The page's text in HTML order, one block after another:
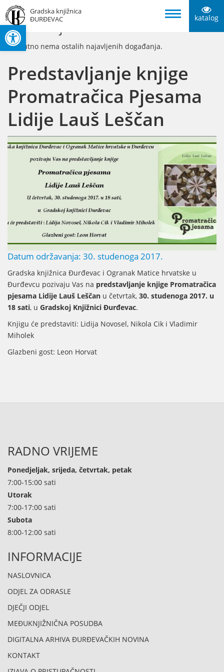
Open toolbar
Gradska knjižnica
ĐURĐEVAC
katalog
Ostale najave
Trenutno nema ostalih najavljenih događanja.
Predstavljanje knjige
Promatračica Pjesama
Lidije Lauš Leščan
Datum održavanja: 30. studenoga 2017.
Gradska knjižnica Đurđevac i Ogranak Matice hrvatske u
Đurđevcu pozivaju Vas na predstavljanje knjige Promatračica
pjesama Lidije Lauš Leščan u četvrtak, 30. studenoga 2017. u
18 sati, u Gradskoj Knjižnici Đurđevac.
Knjigu će predstaviti: Lidija Novosel, Nikola Cik i Vladimir
Miholek
Glazbeni gost: Leon Horvat
RADNO VRIJEME
Ponedjeljak, srijeda, četvrtak, petak
7:00-15:00 sati
Utorak
7:00-17:00 sati
Subota
8:00-12:00 sati
INFORMACIJE
NASLOVNICA
ODJEL ZA ODRASLE
DJEČJI ODJEL
MEĐUKNJIŽNIČNA POSUDBA
DIGITALNA ARHIVA ĐURĐEVAČKIH NOVINA
KONTAKT